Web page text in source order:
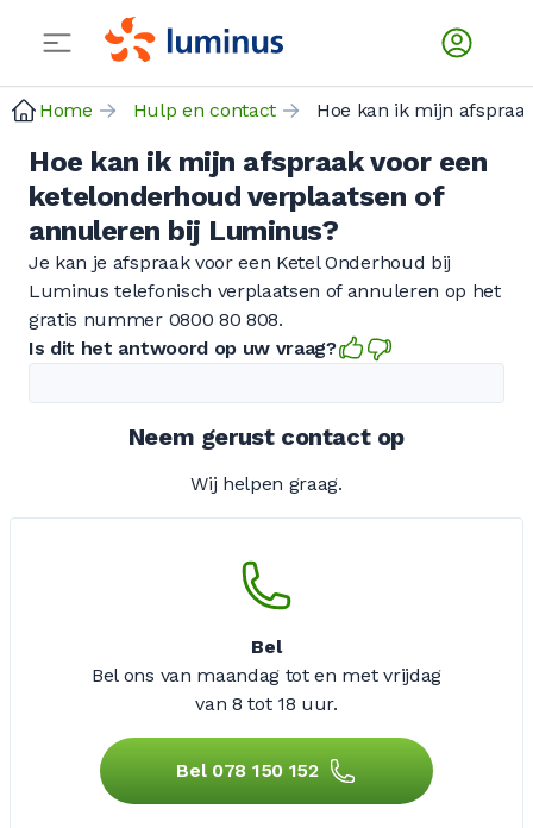
Home Hulp en contact
Hoe kan ik mijn afspraak voor een
ketelonderhoud verplaatsen of
annuleren bij Luminus?
Je kan je afspraak voor een Ketel Onderhoud bij
Luminus telefonisch verplaatsen of annuleren op het
gratis nummer 0800 80 808.
Is dit het antwoord op uw vraag?
Neem gerust contact op
Wij helpen graag.
Bel
Bel ons van maandag tot en met vrijdag
van 8 tot 18 uur.
Bel 078 150 152